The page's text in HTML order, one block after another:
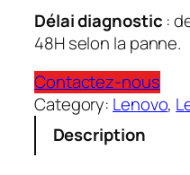
Délai diagnostic :
48H selon la panne.
Contactez-nous
Category: Lenovo,
Description